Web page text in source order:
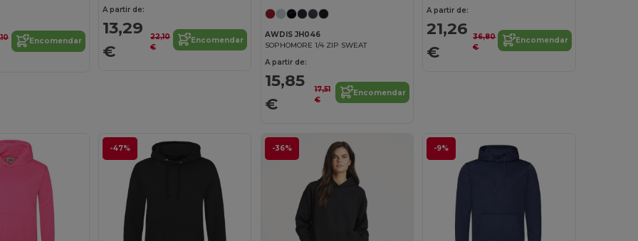
Encomendar
A partir de:
13,29
€
22,10
€
Encomendar
AWDIS JH046
SOPHOMORE 1/4 ZIP SWEAT
A partir de:
15,85
€
17,51
€
Encomendar
A partir de:
21,26
€
36,80
€
Encomendar
-47% -36% -9%